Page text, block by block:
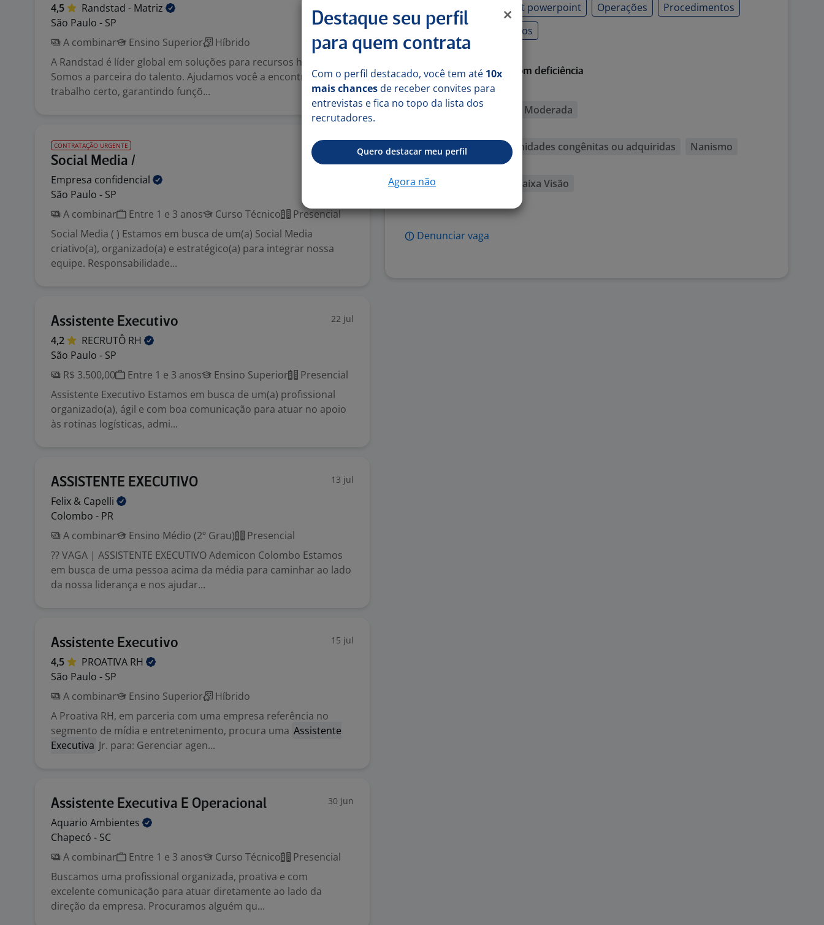
4,5 Randstad - Matriz
São Paulo - SP
A combinar
Ensino Superior
Híbrido
A Randstad é líder global em soluções para recursos humanos.
Somos a parceira do talento. Ajudamos você a encontrar o
trabalho certo, garantindo funçõ...
CONTRATAÇÃO URGENTE
Social Media /
Empresa confidencial
São Paulo - SP
A combinar
Entre 1 e 3 anos Curso Técnico
Presencial
Social Media ( ) Estamos em busca de um(a) Social Media
criativo(a), organizado(a) e estratégico(a) para integrar nossa
equipe. Responsabilidade...
Assistente Executivo 22 jul
4,2 RECRUTÔ RH
São Paulo - SP
R$ 3.500,00
Entre 1 e 3 anos Ensino Superior
Presencial
Assistente Executivo Estamos em busca de um(a) profissional
organizado(a), ágil e com boa comunicação para atuar no apoio
às rotinas logísticas, admi...
ASSISTENTE EXECUTIVO 13 jul
Felix & Capelli
Colombo - PR
A combinar
Ensino Médio (2º Grau)
Presencial
?? VAGA | ASSISTENTE EXECUTIVO Ademicon Colombo Estamos
em busca de uma pessoa acima da média para caminhar ao lado
da nossa liderança e nos ajudar...
Assistente Executivo 15 jul
4,5 PROATIVA RH
São Paulo - SP
A combinar
Ensino Superior
Híbrido
A Proativa RH, em parceria com uma empresa referência no
segmento de mídia e entretenimento, procura uma Assistente
Executiva Jr. para: Gerenciar agen...
Assistente Executiva E Operacional 30 jun
Aquario Ambientes
Chapecó - SC
A combinar
Entre 1 e 3 anos Curso Técnico
Presencial
Buscamos uma profissional organizada, proativa e com
excelente comunicação para atuar diretamente ao lado da
direção da empresa. Procuramos alguém qu...
Indicadores
Microsoft powerpoint Operações
Procedimentos
Processos administrativos
Habilitada para pessoa com deficiência
Auditiva
de 41 a 55 dB - Surdez Moderada
Membros com deformidades congênitas ou adquiridas
Nanismo
Visual
Visão Subnormal ou Baixa Visão
Denunciar vaga
Destaque seu perfil
para quem contrata
Com o perfil destacado, você tem até 10x
mais chances de receber convites para
entrevistas e fica no topo da lista dos
recrutadores.
Quero destacar meu perfil
Agora não